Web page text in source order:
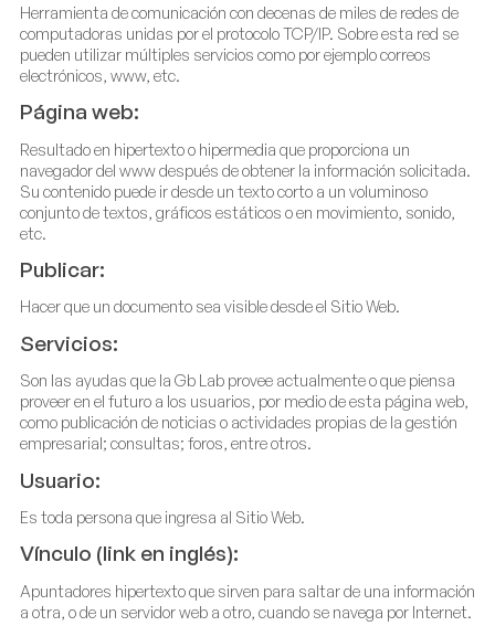
Herramienta de comunicación con decenas de miles de redes de
computadoras unidas por el protocolo TCP/IP. Sobre esta red se
pueden utilizar múltiples servicios como por ejemplo correos
electrónicos, www, etc.
Página web:
Resultado en hipertexto o hipermedia que proporciona un
navegador del www después de obtener la información solicitada.
Su contenido puede ir desde un texto corto a un voluminoso
conjunto de textos, gráficos estáticos o en movimiento, sonido,
etc.
Publicar:
Hacer que un documento sea visible desde el Sitio Web.
Servicios:
Son las ayudas que la Gb Lab provee actualmente o que piensa
proveer en el futuro a los usuarios, por medio de esta página web,
como publicación de noticias o actividades propias de la gestión
empresarial; consultas; foros, entre otros.
Usuario:
Es toda persona que ingresa al Sitio Web.
Vínculo (link en inglés):
Apuntadores hipertexto que sirven para saltar de una información
a otra, o de un servidor web a otro, cuando se navega por Internet.